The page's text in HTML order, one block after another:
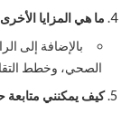
ما هي المزايا
بالإضافة إلى
الصحي، وخطط
كيف يمكنني متابعة